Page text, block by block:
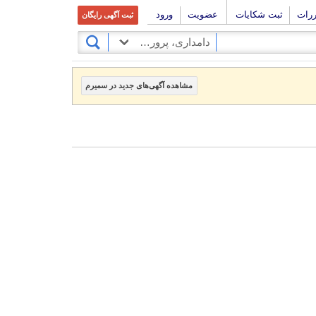
ثبت شکایات عضویت ورود ثبت آگهی رایگان
دامداری، پرورش ماهی و طیور
مشاهده آگهی‌های جدید در سمیرم